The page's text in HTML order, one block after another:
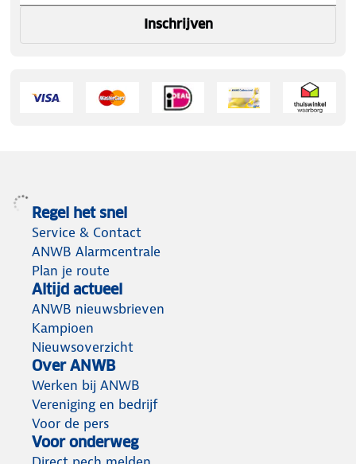
Inschrijven
Regel het snel
Service & Contact
ANWB Alarmcentrale
Plan je route
Altijd actueel
ANWB nieuwsbrieven
Kampioen
Nieuwsoverzicht
Over ANWB
Werken bij ANWB
Vereniging en bedrijf
Voor de pers
Voor onderweg